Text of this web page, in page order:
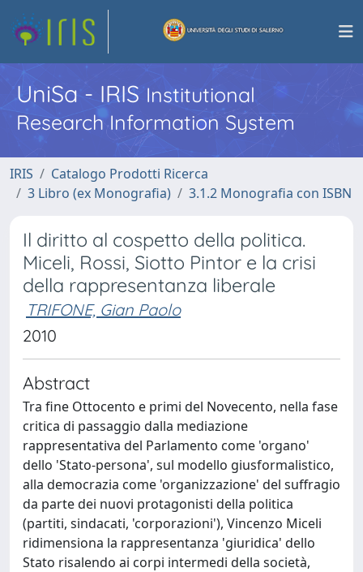
UniSa - IRISInstitutional
Research Information System
IRIS
Catalogo Prodotti Ricerca
3 Libro (ex Monografia)
3.1.2 Monografia con ISBN
Il diritto al cospetto della politica.
Miceli, Rossi, Siotto Pintor e la crisi
della rappresentanza liberale
TRIFONE, Gian Paolo
2010
Abstract
Tra fine Ottocento e primi del Novecento, nella fase
critica di passaggio dalla mediazione
rappresentativa del Parlamento come 'organo'
dello 'Stato-persona', sul modello giusformalistico,
alla democrazia come 'organizzazione' del suffragio
da parte dei nuovi protagonisti della politica
(partiti, sindacati, 'corporazioni'), Vincenzo Miceli
ridimensiona la rappresentanza 'giuridica' dello
Stato risalendo ai corpi intermedi della società,